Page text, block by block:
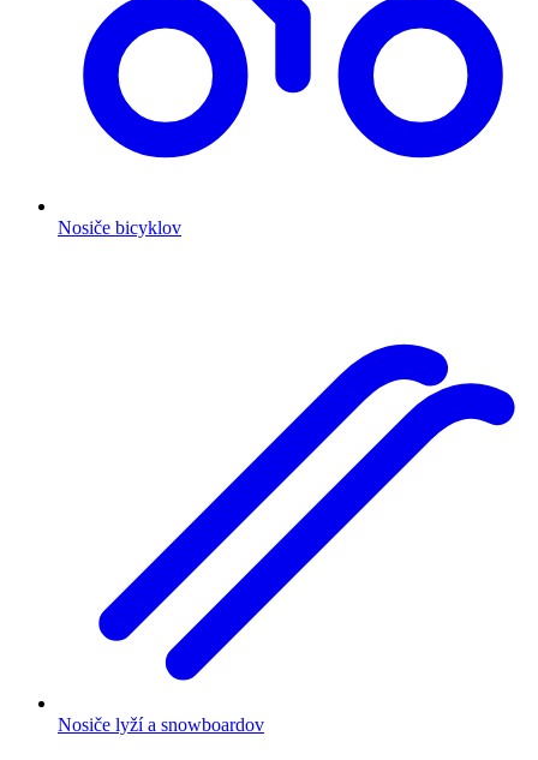
Nosiče bicyklov
Nosiče lyží a snowboardov